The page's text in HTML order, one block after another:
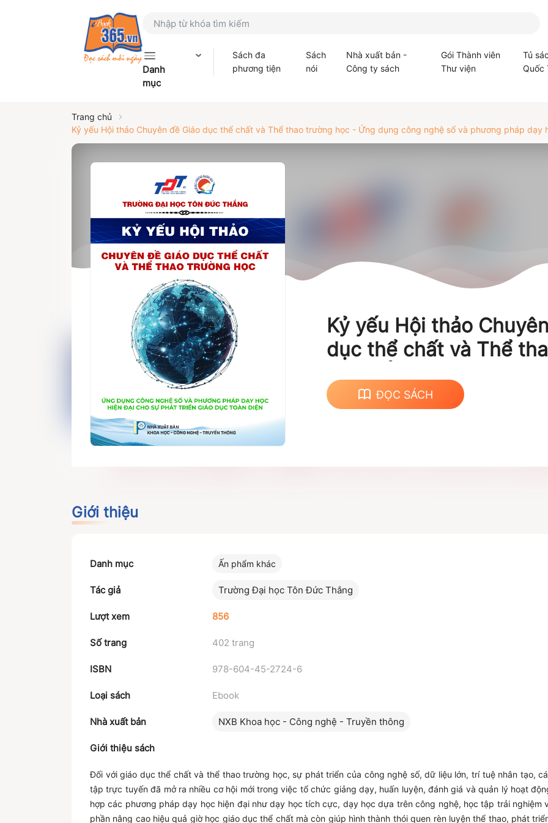
Danh
mục
Sách đa
phương tiện
Sách
nói
Nhà xuất bản -
Công ty sách
Gói Thành viên
Thư viện
Tủ
Quốc
Trang chủ
Kỷ yếu Hội thảo Chuyên đề Giáo dục thể chất và Thể thao trường học - Ứng dụng công nghệ số và phương pháp
Kỷ yếu Hội thảo
dục thể chất và Thể
học - Ứng dụng công
phương pháp dạy học
ĐỌC SÁCH
Giới thiệu
Danh mục Ấn phẩm khác
Tác giả Trường Đại học Tôn Đức Thắng
Lượt xem 856
Số trang 402 trang
ISBN 978-604-45-2724-6
Loại sách Ebook
Nhà xuất bản NXB Khoa học - Công nghệ - Truyền thông
Giới thiệu sách
Đối với giáo dục thể chất và thể thao trường học, sự phát triển của công nghệ số, dữ liệu lớn, trí tuệ nhân tạo,
tập trực tuyến đã mở ra nhiều cơ hội mới trong việc tổ chức giảng dạy, huấn luyện, đánh giá và quản lý hoạt
hợp các phương pháp dạy học hiện đại như dạy học tích cực, dạy học dựa trên công nghệ, học tập trải nghiệm
phần nâng cao hiệu quả giờ học giáo dục thể chất mà còn giúp hình thành thói quen rèn luyện thể thao, phát